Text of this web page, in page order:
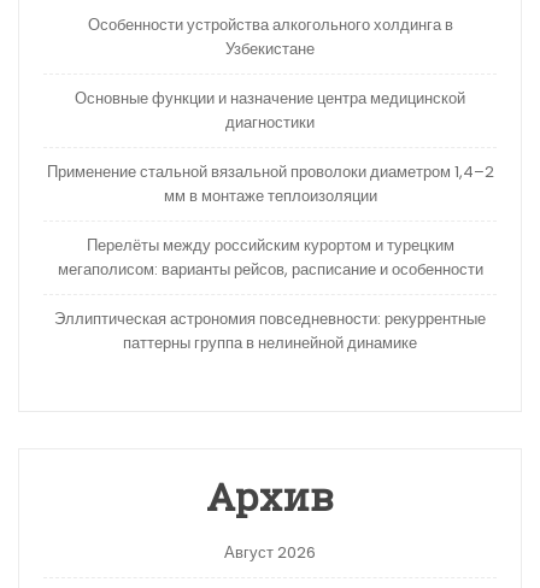
Особенности устройства алкогольного холдинга в
Узбекистане
Основные функции и назначение центра медицинской
диагностики
Применение стальной вязальной проволоки диаметром 1,4–2
мм в монтаже теплоизоляции
Перелёты между российским курортом и турецким
мегаполисом: варианты рейсов, расписание и особенности
Эллиптическая астрономия повседневности: рекуррентные
паттерны группа в нелинейной динамике
Архив
Август 2026